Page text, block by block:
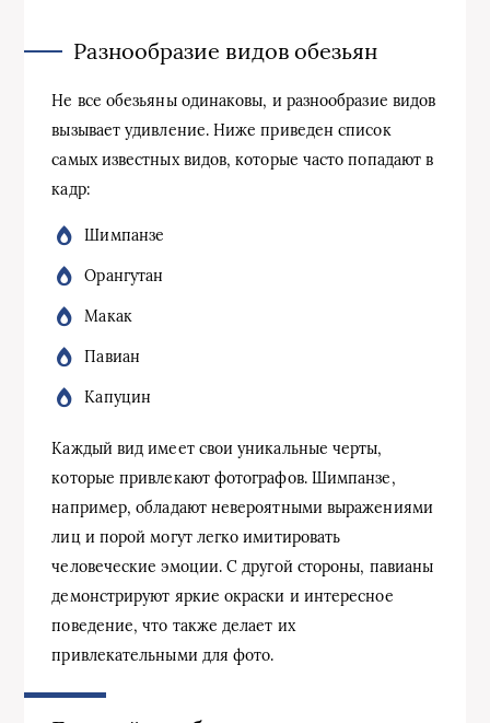
Разнообразие видов обезьян
Не все обезьяны одинаковы, и разнообразие видов
вызывает удивление. Ниже приведен список
самых известных видов, которые часто попадают в
кадр:
Шимпанзе
Орангутан
Макак
Павиан
Капуцин
Каждый вид имеет свои уникальные черты,
которые привлекают фотографов. Шимпанзе,
например, обладают невероятными выражениями
лиц и порой могут легко имитировать
человеческие эмоции. С другой стороны, павианы
демонстрируют яркие окраски и интересное
поведение, что также делает их
привлекательными для фото.